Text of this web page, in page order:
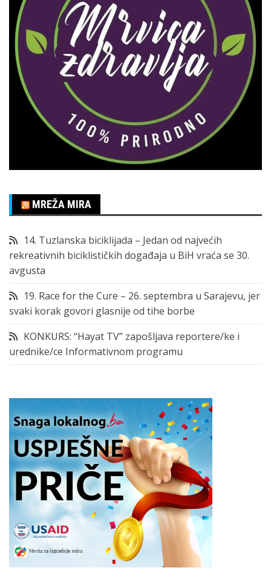
MREŽA MIRA
14. Tuzlanska biciklijada – Jedan od najvećih
rekreativnih biciklističkih događaja u BiH vraća se 30.
avgusta
19. Race for the Cure – 26. septembra u Sarajevu, jer
svaki korak govori glasnije od tihe borbe
KONKURS: “Hayat TV” zapošljava reportere/ke i
urednike/ce Informativnom programu